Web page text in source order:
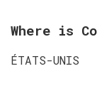
Where is
ÉTATS-UNIS